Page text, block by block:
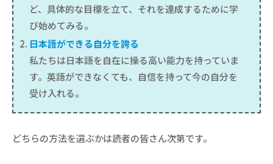
ど、具体的な目標を立て、それを達成するために学
び始めてみる。
日本語ができる自分を誇る
私たちは日本語を自在に操る高い能力を持っていま
す。英語ができなくても、自信を持って今の自分を
受け入れる。
どちらの方法を選ぶかは読者の皆さん次第です。